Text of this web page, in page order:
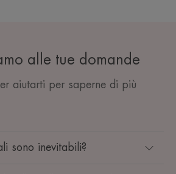
alle tue domande
aiutarti per saperne di più
sono inevitabili?